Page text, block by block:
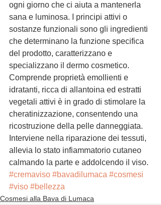
ogni giorno che ci aiuta a mantenerla
sana e luminosa. I principi attivi o
sostanze funzionali sono gli ingredienti
che determinano la funzione specifica
del prodotto, caratterizzano e
specializzano il dermo cosmetico.
Comprende proprietà emollienti e
idratanti, ricca di allantoina ed estratti
vegetali attivi è in grado di stimolare la
cheratinizzazione, consentendo una
ricostruzione della pelle danneggiata.
Interviene nella riparazione dei tessuti,
allevia lo stato infiammatorio cutaneo
calmando la parte e addolcendo il viso.
#cremaviso #bavadilumaca #cosmesi
#viso #bellezza
Cosmesi alla Bava di Lumaca